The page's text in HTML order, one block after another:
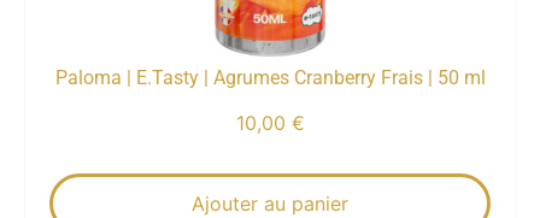
Paloma | E.Tasty | Agrumes Cranberry Frais | 50 ml
10,00 €
Ajouter au panier